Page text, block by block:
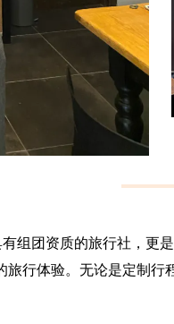
组团资质的旅行社，
行体验。无论是定制